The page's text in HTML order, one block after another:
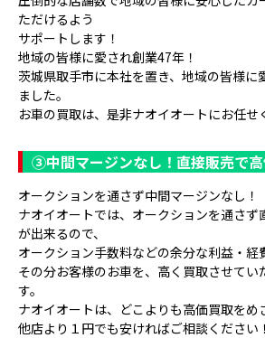
ただけるよう
サポートします！
地域の皆様に愛され創業47年！
茨城県取手市に本社を置き、地域の皆様に
ました。
お車の買取は、是非ナオイオートにお任せ
③中間マージンなし！直接販売で高
オークションを通さず中間マージンなし！
ナオイオートでは、オークションを通さず
が出来るので、
オークション手数料などの余分な利益・経
その分お客様のお車を、高く買取させてい
す。
ナオイオートは、どこよりも高価買取をめ
他店より１円でも安ければご相談ください！